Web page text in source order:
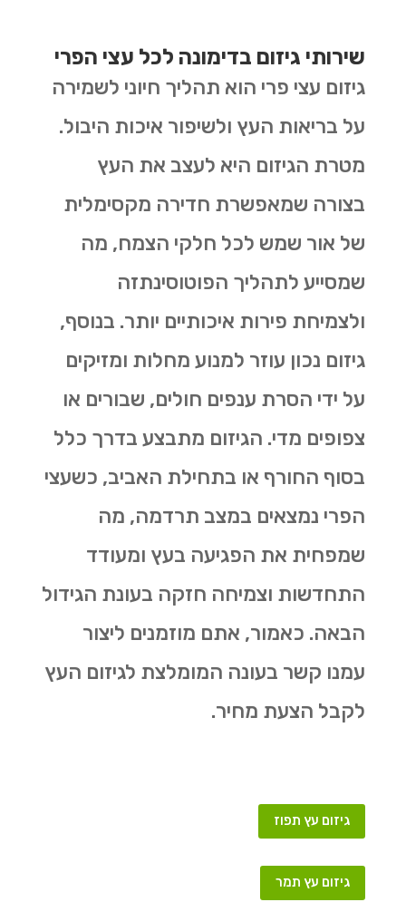
שירותי גיזום בדימונה לכל עצי הפרי
גיזום עצי פרי הוא תהליך חיוני לשמירה
על בריאות העץ ולשיפור איכות היבול.
מטרת הגיזום היא לעצב את העץ
בצורה שמאפשרת חדירה מקסימלית
של אור שמש לכל חלקי הצמח, מה
שמסייע לתהליך הפוטוסינתזה
ולצמיחת פירות איכותיים יותר. בנוסף,
גיזום נכון עוזר למנוע מחלות ומזיקים
על ידי הסרת ענפים חולים, שבורים או
צפופים מדי. הגיזום מתבצע בדרך כלל
בסוף החורף או בתחילת האביב, כשעצי
הפרי נמצאים במצב תרדמה, מה
שמפחית את הפגיעה בעץ ומעודד
התחדשות וצמיחה חזקה בעונת הגידול
הבאה. כאמור, אתם מוזמנים ליצור
עמנו קשר בעונה המומלצת לגיזום העץ
לקבל הצעת מחיר.
גיזום עץ תפוז
גיזום עץ תמר